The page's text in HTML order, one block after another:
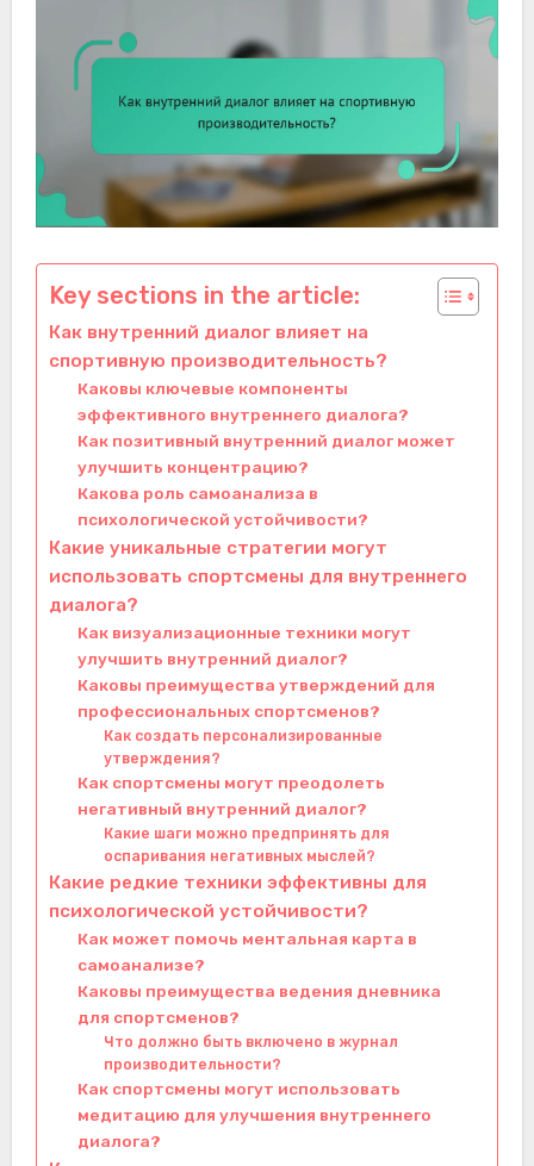
Key sections in the article:
Как внутренний диалог влияет на
спортивную производительность?
Каковы ключевые компоненты
эффективного внутреннего диалога?
Как позитивный внутренний диалог может
улучшить концентрацию?
Какова роль самоанализа в
психологической устойчивости?
Какие уникальные стратегии могут
использовать спортсмены для внутреннего
диалога?
Как визуализационные техники могут
улучшить внутренний диалог?
Каковы преимущества утверждений для
профессиональных спортсменов?
Как создать персонализированные
утверждения?
Как спортсмены могут преодолеть
негативный внутренний диалог?
Какие шаги можно предпринять для
оспаривания негативных мыслей?
Какие редкие техники эффективны для
психологической устойчивости?
Как может помочь ментальная карта в
самоанализе?
Каковы преимущества ведения дневника
для спортсменов?
Что должно быть включено в журнал
производительности?
Как спортсмены могут использовать
медитацию для улучшения внутреннего
диалога?